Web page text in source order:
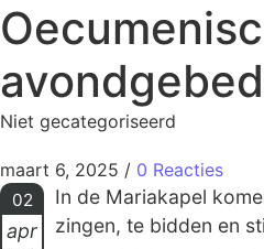
avondgebed
Niet gecategoriseerd
maart 6, 2025 / 0 Reacties
02
apr
In de Mariakapel
zingen, te bidden en